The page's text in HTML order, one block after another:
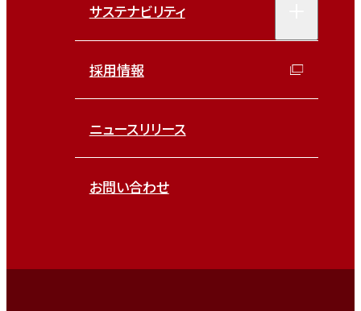
サステナビリティ
採用情報
ニュースリリース
お問い合わせ